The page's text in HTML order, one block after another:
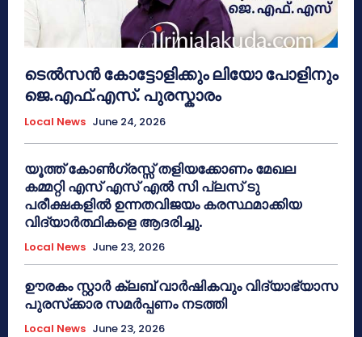
ടെൽസൻ കോട്ടോളിക്കും ലിയോ പോളിനും
ജെ.എഫ്.എസ്. പുരസ്കാരം
Local News June 24, 2026
യൂത്ത് കോൺഗ്രസ്സ് തളിയക്കോണം മേഖല
കമ്മറ്റി എസ് എസ് എൽ സി പ്ലസ് ടു
പരീക്ഷകളിൽ ഉന്നതവിജയം കരസ്ഥമാക്കിയ
വിദ്യാർത്ഥികളെ ആദരിച്ചു.
Local News June 23, 2026
ഊരകം സ്റ്റാർ ക്ലബ് വാർഷികവും വിദ്യാഭ്യാസ
പുരസ്‌ക്കാര സമർപ്പണം നടത്തി
Local News June 23, 2026